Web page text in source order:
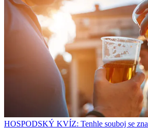
HOSPODSKÝ KVÍZ: Tenhle souboj se